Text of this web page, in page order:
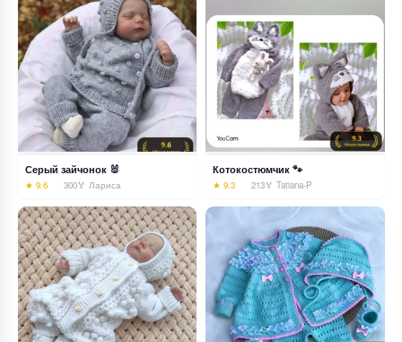
Серый зайчонок 🐰
★ 9.6 300🏅 Лариса
Котокостюмчик 🐾
★ 9.3 213🏅 Tatiana-P